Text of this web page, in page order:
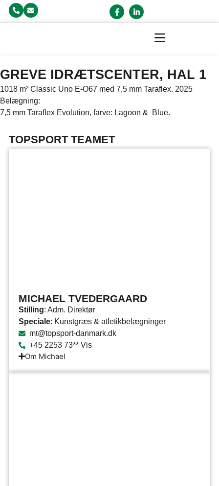
GREVE IDRÆTSCENTER, HAL 1
1018 m² Classic Uno E-O67 med 7,5 mm Taraflex. 2025
Belægning:
7,5 mm Taraflex Evolution, farve: Lagoon & Blue.
TOPSPORT TEAMET
MICHAEL TVEDERGAARD
Stilling: Adm. Direktør
Speciale: Kunstgræs & atletikbelægninger
mt@topsport-danmark.dk
+45 2253 73** Vis
Om Michael